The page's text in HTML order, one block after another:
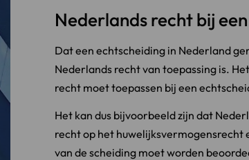
Nederlands recht bij
Dat een echtscheiding in Nederland
Nederlands recht van toepassing is.
recht moet toepassen bij een
Het kan dus bijvoorbeeld zijn dat
recht op het huwelijksvermogensrecht
van de scheiding moet worden